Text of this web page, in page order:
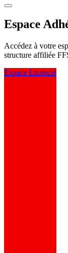
Espace
Accédez à votre
structure affiliée
Espace Licencié